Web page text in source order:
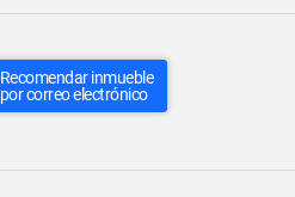
Recomendar inmueble
por correo electrónico